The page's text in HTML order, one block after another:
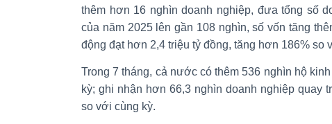
thêm hơn 16 nghìn doanh nghiệp, đưa tổng số
của năm 2025 lên gần 108 nghìn, số vốn tăng
động đạt hơn 2,4 triệu tỷ đồng, tăng hơn 186% so
Trong 7 tháng, cả nước có thêm 536 nghìn hộ
kỳ; ghi nhận hơn 66,3 nghìn doanh nghiệp quay
so với cùng kỳ.